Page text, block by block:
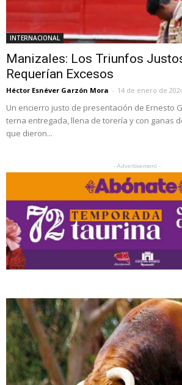
INTERNACIONAL
Manizales: Los Triunfos
Requerían Excesos
Héctor Esnéver Garzón Mora - 14 de enero de
Un encierro justo de presentación de Ernesto
terna entregada, llena de torería y con ganas
que dieron...
- Advertisement -